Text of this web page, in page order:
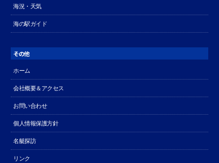
海況・天気
海の駅ガイド
その他
ホーム
会社概要＆アクセス
お問い合わせ
個人情報保護方針
名艇探訪
リンク